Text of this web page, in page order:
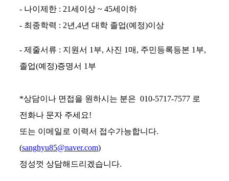
- 나이제한 : 21세이상 ~ 45세이하
- 최종학력 : 2년,4년 대학 졸업(예정)이상
- 제줄서류 : 지원서 1부, 사진 1매, 주민등록등본 1부,
졸업(예정)증명서 1부
*상담이나 면접을 원하시는 분은 010-5717-7577 로
전화나 문자 주세요!
또는 이메일로 이력서 접수가능합니다.
(sanghyu85@naver.com)
정성껏 상담해드리겠습니다.